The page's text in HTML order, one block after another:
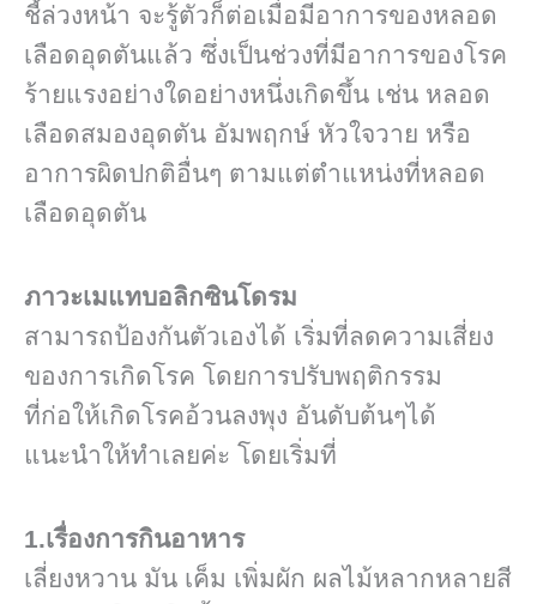
ชี้ล่วงหน้า จะรู้ตัวก็ต่อเมื่อมีอาการของหลอด
เลือดอุดตันแล้ว ซึ่งเป็นช่วงที่มีอาการของโรค
ร้ายแรงอย่างใดอย่างหนึ่งเกิดขึ้น เช่น หลอด
เลือดสมองอุดตัน อัมพฤกษ์ หัวใจวาย หรือ
อาการผิดปกติอื่นๆ ตามแต่ตำแหน่งที่หลอด
เลือดอุดตัน
ภาวะเมแทบอลิกซินโดรม
สามารถป้องกันตัวเองได้ เริ่มที่ลดความเสี่ยง
ของการเกิดโรค โดยการปรับพฤติกรรม
ที่ก่อให้เกิดโรคอ้วนลงพุง อันดับต้นๆได้
แนะนำให้ทำเลยค่ะ โดยเริ่มที่
1.เรื่องการกินอาหาร
เลี่ยงหวาน มัน เค็ม เพิ่มผัก ผลไม้หลากหลายสี